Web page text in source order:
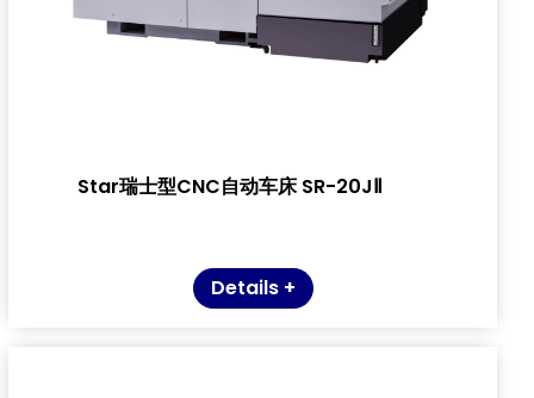
Star瑞士型CNC自动车床 SR-20JⅡ
Details +